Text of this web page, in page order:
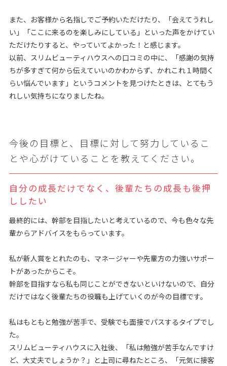
また、お客様から名指しでご予約いただけたり、「会えてうれし
い」「ここに来るのを楽しみにしている」といった声をかけてい
ただけたりすると、やっていてよかった！と感じます。
以前、スリムビューティハウスへの⼝コミの中に、「感謝の気持
ちが多すぎて何から伝えていいのかわからず、かれこれ１時間く
らい悩んでいます」というコメントを⾒つけたときは、とてもう
れしい気持ちになりましたね。
今後の⽬標と、⽬標に対して努⼒しているこ
とや⼼がけていることを教えてください。
⾃分の成⻑だけでなく、後輩たちの成⻑も後押
ししたい
最終的には、幹部を目指したいと考えているので、今も色々な先
輩からアドバイスをもらっています。
私が新⼈賞をとれたのも、マネージャーや先輩⽅の⼒強いサポー
トがあったからこそ。
幹部を⽬指すなら私も同じことができないといけないので、⾃分
だけではなく後輩たちの役職も上げていくのが今の⽬標です。
私はもともと勉強が苦⼿で、受験でも⾯接でパスするタイプでし
た。
スリムビューティハウスに⼊社後、「私は勉強が苦⼿なんですけ
ど、⼤丈夫でしょうか？」と上司に尋ねたところ、「元気に接客